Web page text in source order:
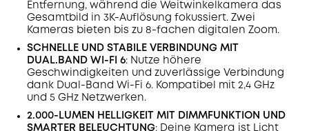
Entfernung, während die Weitwinkelkamera das
Gesamtbild in 3K-Auflösung fokussiert. Zwei
Kameras bieten bis zu 8-fachen digitalen Zoom.
SCHNELLE UND STABILE VERBINDUNG MIT
DUAL.BAND WI-FI 6: Nutze höhere
Geschwindigkeiten und zuverlässige Verbindung
dank Dual-Band Wi-Fi 6. Kompatibel mit 2,4 GHz
und 5 GHz Netzwerken.
2.000-LUMEN HELLIGKEIT MIT DIMMFUNKTION UND
SMARTER BELEUCHTUNG: Deine Kamera ist Licht